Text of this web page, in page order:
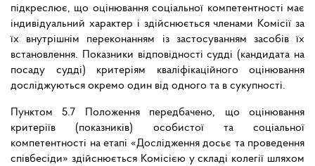
підкреслює, що оцінювання соціальної компетентності має
індивідуальний характер і здійснюється членами Комісії за
їх внутрішнім переконанням із застосуванням засобів їх
встановлення. Показники відповідності судді (кандидата на
посаду судді) критеріям кваліфікаційного оцінювання
досліджуються окремо один від одного та в сукупності.
Пунктом 5.7 Положення передбачено, що оцінювання
критеріїв (показників) особистої та соціальної
компетентності на етапі «Дослідження досьє та проведення
співбесіди» здійснюється Комісією у складі колегії шляхом